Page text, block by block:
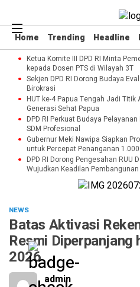
Home Trending Headline
Ketua Komite III DPD RI Minta
kepada Dosen PTS di Wilayah 3T
Sekjen DPD RI Dorong Budaya
Birokrasi
HUT ke-4 Papua Tengah Jadi Titik
Generasi Sehat Papua
DPD RI Perkuat Budaya
SDM Profesional
Gubernur Meki Nawipa Siapkan
untuk Percepat Penanganan
DPD RI Dorong Pengesahan RUU
Wujudkan Keadilan
NEWS
Batas Aktivasi
Resmi
2026
admin